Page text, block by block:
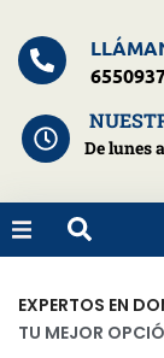
De lunes
¿QUIENES
EXPERTOS EN
TU MEJOR